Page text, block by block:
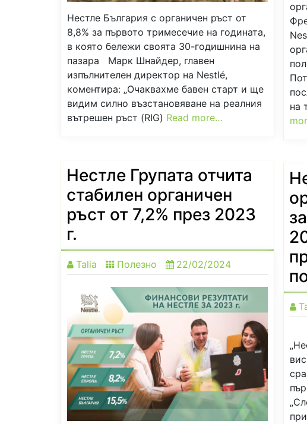
на
Нестле България с органичен ръст от
8,8% за първото тримесечие на годината,
в която бележи своята 30-годишнина на
пазара Марк Шнайдер, главен
изпълнителен директор на Nestlé,
коментира: „Очаквахме бавен старт и ще
видим силно възстановяване на реалния
вътрешен ръст (RIG) Read more…
Нестле Групата отчита
стабилен органичен
ръст от 7,2% през 2023
г.
Talia Полезно 22/02/2024